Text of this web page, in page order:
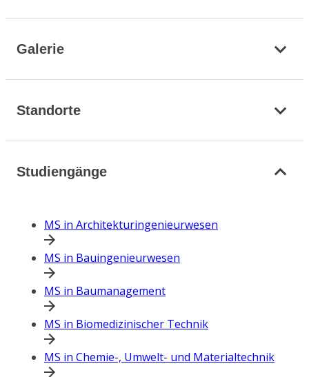
Galerie
Standorte
Studiengänge
MS in Architekturingenieurwesen
MS in Bauingenieurwesen
MS in Baumanagement
MS in Biomedizinischer Technik
MS in Chemie-, Umwelt- und Materialtechnik